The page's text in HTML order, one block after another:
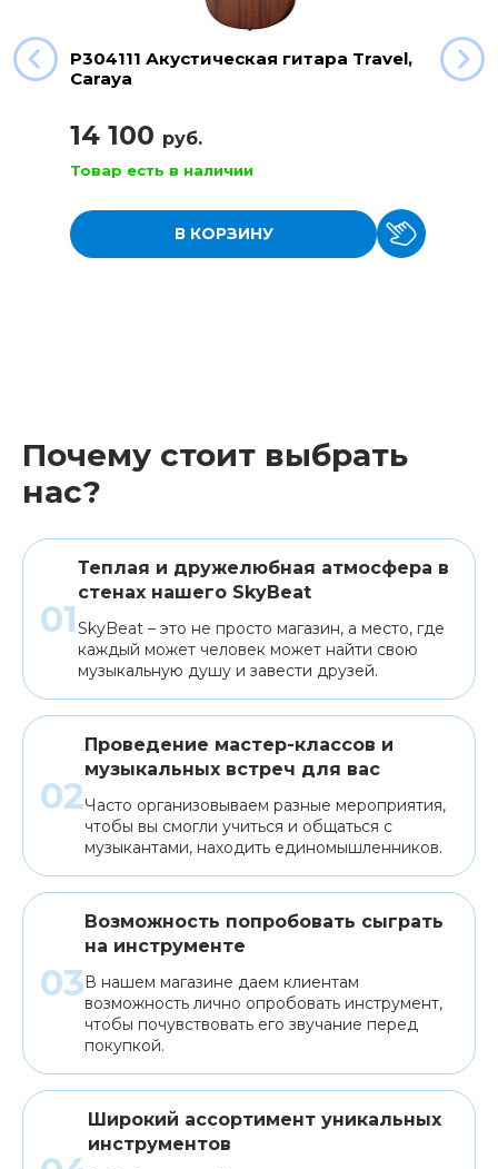
P304111 Акустическая гитара Travel,
Caraya
14 100 руб.
Товар есть в наличии
В КОРЗИНУ
Почему стоит выбрать
нас?
Теплая и дружелюбная атмосфера в
стенах нашего SkyBeat
SkyBeat – это не просто магазин, а место, где
каждый может человек может найти свою
музыкальную душу и завести друзей.
Проведение мастер-классов и
музыкальных встреч для вас
Часто организовываем разные мероприятия,
чтобы вы смогли учиться и общаться с
музыкантами, находить единомышленников.
Возможность попробовать сыграть
на инструменте
В нашем магазине даем клиентам
возможность лично опробовать инструмент,
чтобы почувствовать его звучание перед
покупкой.
Широкий ассортимент уникальных
инструментов